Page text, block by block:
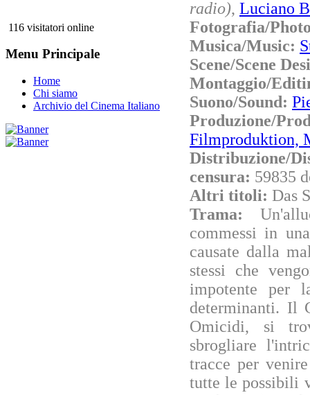
116 visitatori online
Menu Principale
Home
Chi siamo
Archivio del Cinema Italiano
radio), Luciano
Fotografia/
Musica/Music:
Scene/Scene
Montaggio/
Suono/Sound:
Produzione/
Filmproduktion,
Distribuzione/
censura: 59835
Altri titoli: Das
Trama:
commessi in
causate dalla
stessi che
impotente per
determinanti. Il
Omicidi, si
sbrogliare
tracce per
tutte le possibili